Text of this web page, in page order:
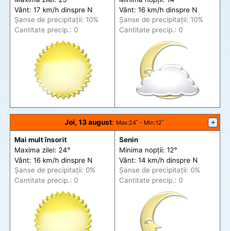
Vânt: 17 km/h dinspre N
Șanse de precipitații: 10%
Cantitate precip.: 0
Vânt: 16 km/h dinspre N
Șanse de precipitații: 10%
Cantitate precip.: 0
Joi, 13 august: Max:24˚ - Min:12˚ +
Mai mult însorit
Maxima zilei: 24°
Vânt: 16 km/h dinspre N
Șanse de precipitații: 0%
Cantitate precip.: 0
Senin
Minima nopții: 12°
Vânt: 14 km/h dinspre N
Șanse de precipitații: 0%
Cantitate precip.: 0